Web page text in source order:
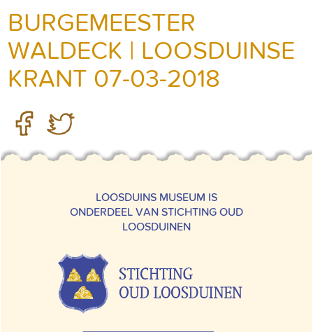
BURGEMEESTER
WALDECK | LOOSDUINSE
KRANT 07-03-2018
LOOSDUINS MUSEUM IS
ONDERDEEL VAN STICHTING OUD
LOOSDUINEN